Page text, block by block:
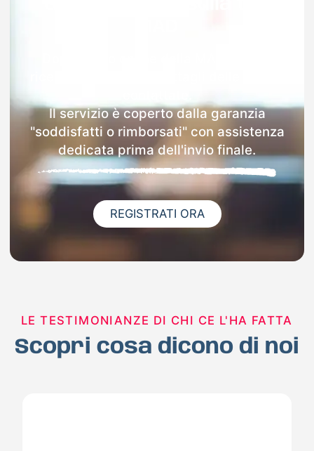
Il servizio è coperto dalla garanzia
"soddisfatti o rimborsati" con assistenza
dedicata prima dell'invio finale.
REGISTRATI ORA
LE TESTIMONIANZE DI CHI CE L'HA FATTA
Scopri cosa dicono di noi